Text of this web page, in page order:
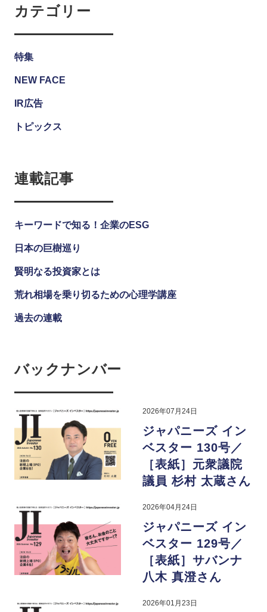
カテゴリー
特集
NEW FACE
IR広告
トピックス
連載記事
キーワードで知る！企業のESG
日本の巨樹巡り
賢明なる投資家とは
荒れ相場を乗り切るための心理学講座
過去の連載
バックナンバー
2026年07月24日
ジャパニーズ イン
ベスター 130号／
［表紙］元衆議院
議員 杉村 太蔵さん
2026年04月24日
ジャパニーズ イン
ベスター 129号／
［表紙］サバンナ
八木 真澄さん
2026年01月23日